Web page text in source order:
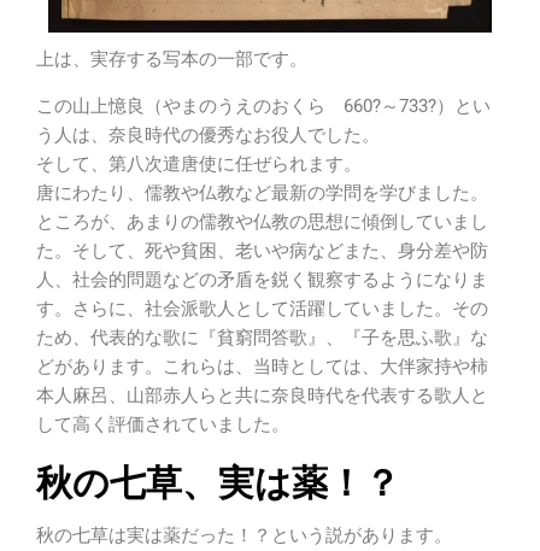
上は、実存する写本の一部です。
この山上憶良（やまのうえのおくら 660?～733?）とい
う人は、奈良時代の優秀なお役人でした。
そして、第八次遣唐使に任ぜられます。
唐にわたり、儒教や仏教など最新の学問を学びました。
ところが、あまりの儒教や仏教の思想に傾倒していまし
た。そして、死や貧困、老いや病などまた、身分差や防
人、社会的問題などの矛盾を鋭く観察するようになりま
す。さらに、社会派歌人として活躍していました。その
ため、代表的な歌に『貧窮問答歌』、『子を思ふ歌』な
どがあります。これらは、当時としては、大伴家持や柿
本人麻呂、山部赤人らと共に奈良時代を代表する歌人と
して高く評価されていました。
秋の七草、実は薬！？
秋の七草は実は薬だった！？という説があります。